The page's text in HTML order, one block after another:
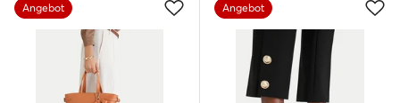
Angebot Angebot